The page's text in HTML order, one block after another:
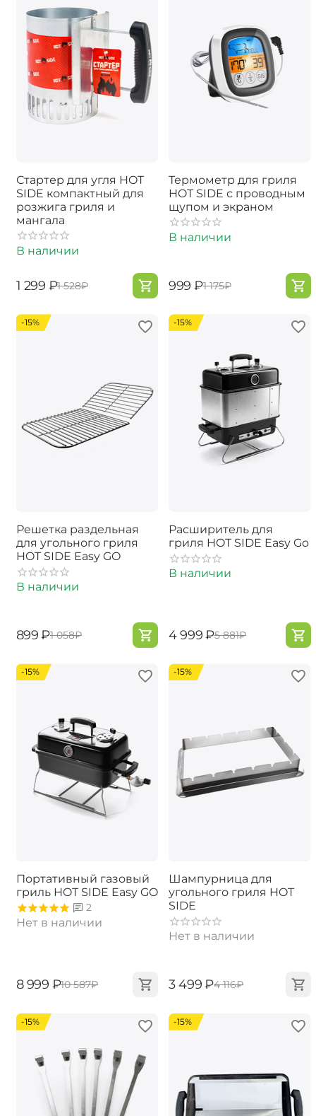
Стартер для угля HOT
SIDE компактный для
розжига гриля и
мангала
В наличии
‍1 299‍ ₽‍1 528‍₽
Термометр для гриля
HOT SIDE с проводным
щупом и экраном
В наличии
‍999‍ ₽‍1 175‍₽
-15%
Решетка раздельная
для угольного гриля
HOT SIDE Easy GO
В наличии
‍899‍ ₽‍1 058‍₽
-15%
Расширитель для
гриля HOT SIDE Easy Go
В наличии
‍4 999‍₽‍5 881‍₽
-15%
Портативный газовый
гриль ​HOT SIDE Easy GO
2
Нет в наличии
‍8 999‍ ₽‍10 587‍₽
-15%
Шампурница для
угольного гриля HOT
SIDE
Нет в наличии
‍3 499‍₽‍4 116‍₽
-15% -15%